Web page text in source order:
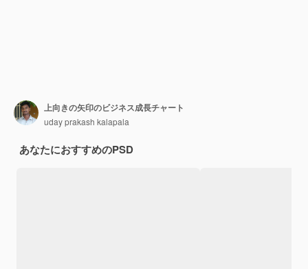
上向きの矢印のビジネス成長チャート
uday prakash kalapala
あなたにおすすめのPSD